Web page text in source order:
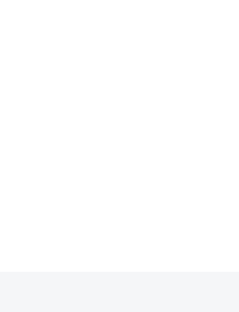
obľúbenej riadiacej jednotky Pro-C™ s